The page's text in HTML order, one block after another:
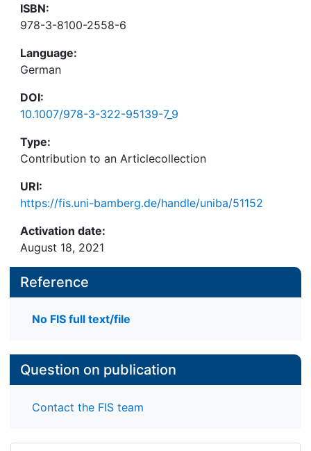
ISBN:
978-3-8100-2558-6
Language:
German
DOI:
10.1007/978-3-322-95139-7_9
Type:
Contribution to an Articlecollection
URI:
https://fis.uni-bamberg.de/handle/uniba/51152
Activation date:
August 18, 2021
Reference
No FIS full text/file
Question on publication
Contact the FIS team